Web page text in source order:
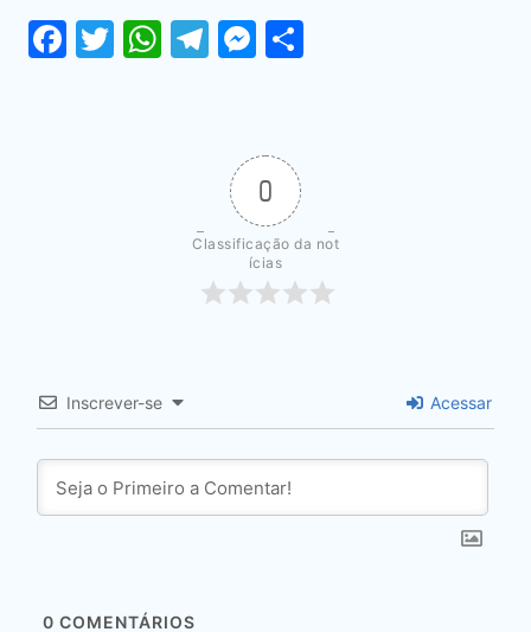
Facebook
Twitter
WhatsApp
Telegram
Messenger
0
Classificação da not
ícias
Inscrever-se Acessar
0 COMENTÁRIOS